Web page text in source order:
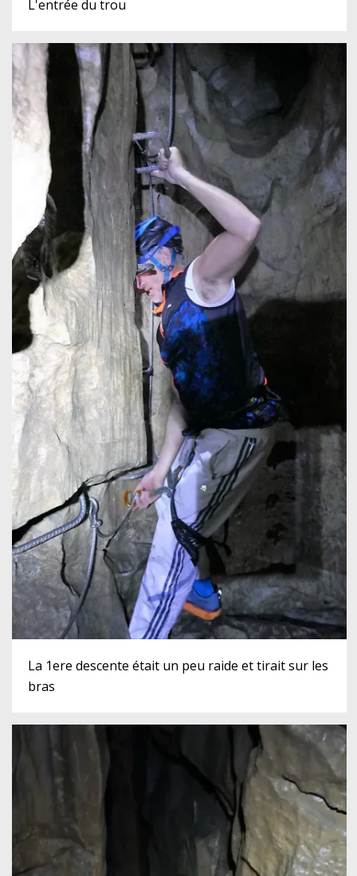
L'entrée du trou
La 1ere descente était un peu raide et tirait sur les
bras